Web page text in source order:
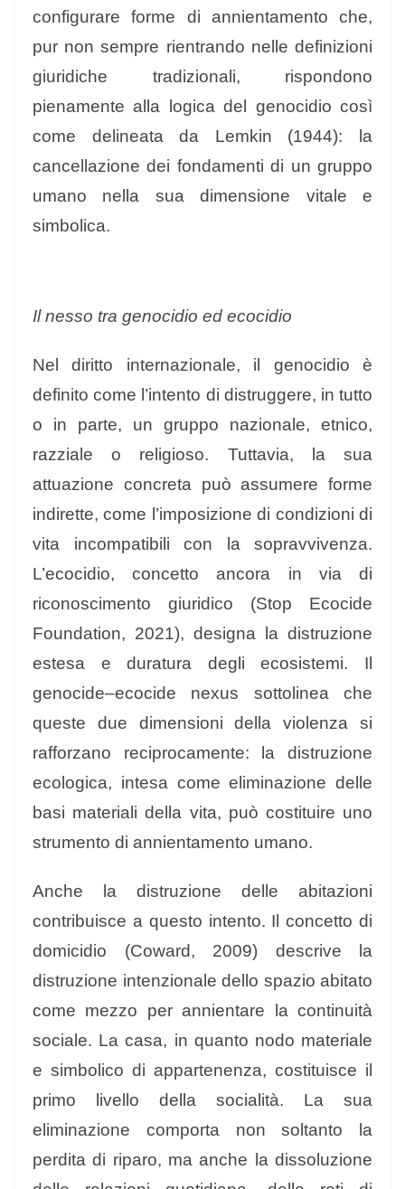
configurare forme di annientamento che,
pur non sempre rientrando nelle definizioni
giuridiche tradizionali, rispondono
pienamente alla logica del genocidio così
come delineata da Lemkin (1944): la
cancellazione dei fondamenti di un gruppo
umano nella sua dimensione vitale e
simbolica.
Il nesso tra genocidio ed ecocidio
Nel diritto internazionale, il genocidio è
definito come l’intento di distruggere, in tutto
o in parte, un gruppo nazionale, etnico,
razziale o religioso. Tuttavia, la sua
attuazione concreta può assumere forme
indirette, come l’imposizione di condizioni di
vita incompatibili con la sopravvivenza.
L’ecocidio, concetto ancora in via di
riconoscimento giuridico (Stop Ecocide
Foundation, 2021), designa la distruzione
estesa e duratura degli ecosistemi. Il
genocide–ecocide nexus sottolinea che
queste due dimensioni della violenza si
rafforzano reciprocamente: la distruzione
ecologica, intesa come eliminazione delle
basi materiali della vita, può costituire uno
strumento di annientamento umano.
Anche la distruzione delle abitazioni
contribuisce a questo intento. Il concetto di
domicidio (Coward, 2009) descrive la
distruzione intenzionale dello spazio abitato
come mezzo per annientare la continuità
sociale. La casa, in quanto nodo materiale
e simbolico di appartenenza, costituisce il
primo livello della socialità. La sua
eliminazione comporta non soltanto la
perdita di riparo, ma anche la dissoluzione